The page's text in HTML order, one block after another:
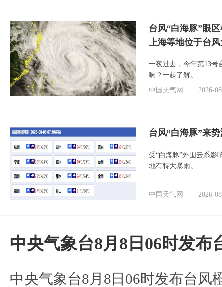
台风“白海豚”眼
上海等地位于台
一夜过去，今年第13号
响？一起了解。
中国天气网
2026-
台风“白海豚”来
受“白海豚”外围云系影
地有特大暴雨。
中国天气网 2026-
中央气象台8月8日06时发布
中央气象台8月8日06时发布台风